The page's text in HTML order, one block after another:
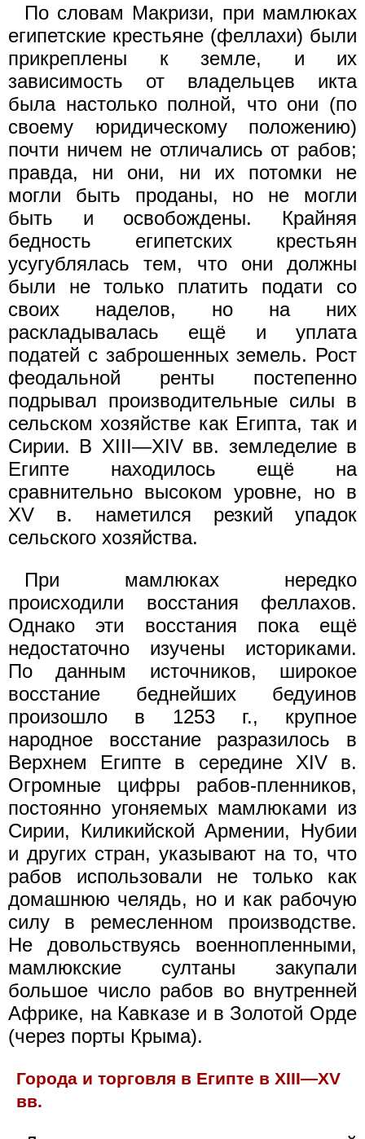
По словам Макризи, при мамлюках
египетские крестьяне (феллахи) были
прикреплены к земле, и их
зависимость от владельцев икта
была настолько полной, что они (по
своему юридическому положению)
почти ничем не отличались от рабов;
правда, ни они, ни их потомки не
могли быть проданы, но не могли
быть и освобождены. Крайняя
бедность египетских крестьян
усугублялась тем, что они должны
были не только платить подати со
своих наделов, но на них
раскладывалась ещё и уплата
податей с заброшенных земель. Рост
феодальной ренты постепенно
подрывал производительные силы в
сельском хозяйстве как Египта, так и
Сирии. В XIII—XIV вв. земледелие в
Египте находилось ещё на
сравнительно высоком уровне, но в
XV в. наметился резкий упадок
сельского хозяйства.
При мамлюках нередко
происходили восстания феллахов.
Однако эти восстания пока ещё
недостаточно изучены историками.
По данным источников, широкое
восстание беднейших бедуинов
произошло в 1253 г., крупное
народное восстание разразилось в
Верхнем Египте в середине XIV в.
Огромные цифры рабов-пленников,
постоянно угоняемых мамлюками из
Сирии, Киликийской Армении, Нубии
и других стран, указывают на то, что
рабов использовали не только как
домашнюю челядь, но и как рабочую
силу в ремесленном производстве.
Не довольствуясь военнопленными,
мамлюкские султаны закупали
большое число рабов во внутренней
Африке, на Кавказе и в Золотой Орде
(через порты Крыма).
Города и торговля в Египте в XIII—XV
вв.